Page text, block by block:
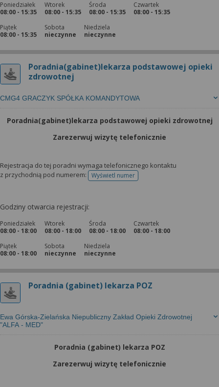
Poniedziałek
08:00 - 15:35
Wtorek
08:00 - 15:35
Środa
08:00 - 15:35
Czwartek
08:00 - 15:35
Piątek
08:00 - 15:35
Sobota
nieczynne
Niedziela
nieczynne
Poradnia(gabinet)lekarza podstawowej opieki
zdrowotnej
CMG4 GRACZYK SPÓŁKA KOMANDYTOWA
Poradnia(gabinet)lekarza podstawowej opieki zdrowotnej
Zarezerwuj wizytę telefonicznie
Rejestracja do tej poradni wymaga telefonicznego kontaktu
z przychodnią pod numerem:
Wyświetl numertelefonu do rejestracji
Godziny otwarcia rejestracji:
Poniedziałek
08:00 - 18:00
Wtorek
08:00 - 18:00
Środa
08:00 - 18:00
Czwartek
08:00 - 18:00
Piątek
08:00 - 18:00
Sobota
nieczynne
Niedziela
nieczynne
Poradnia (gabinet) lekarza POZ
Ewa Górska-Zielańska Niepubliczny Zakład Opieki Zdrowotnej
"ALFA - MED"
Poradnia (gabinet) lekarza POZ
Zarezerwuj wizytę telefonicznie